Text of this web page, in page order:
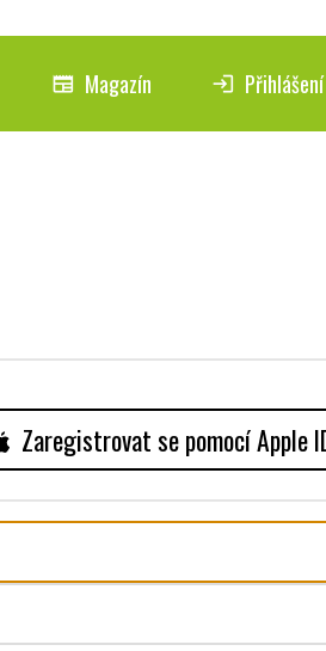
newspaper Magazín login Přihlášení
Zaregistrovat se pomocí Apple